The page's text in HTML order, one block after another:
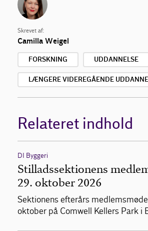
Skrevet af:
Camilla Weigel
FORSKNING UDDANNELSE
LÆNGERE VIDEREGÅENDE
Relateret indhold
DI Byggeri
Stilladssektionens
29. oktober 2026
Sektionens efterårs
oktober på Comwell Kellers Park i